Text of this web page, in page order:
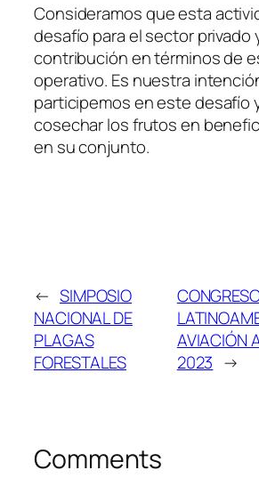
Consideramos que esta
desafío para el sector privado
contribución en términos de
operativo. Es nuestra
participemos en este desafío
cosechar los frutos en
en su conjunto.
← SIMPOSIO
NACIONAL DE
PLAGAS
FORESTALES
AVIACIÓN
2023 →
Comments